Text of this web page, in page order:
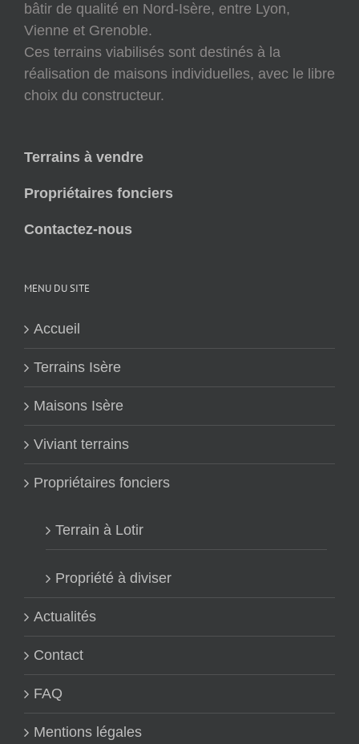
bâtir de qualité en Nord-Isère, entre Lyon,
Vienne et Grenoble.
Ces terrains viabilisés sont destinés à la
réalisation de maisons individuelles, avec le libre
choix du constructeur.
Terrains à vendre
Propriétaires fonciers
Contactez-nous
MENU DU SITE
Accueil
Terrains Isère
Maisons Isère
Viviant terrains
Propriétaires fonciers
Terrain à Lotir
Propriété à diviser
Actualités
Contact
FAQ
Mentions légales